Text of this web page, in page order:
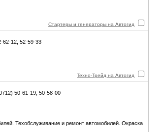
Стартеры и генераторы на Автогид
62-12, 52-59-33
Техно-Трейд на Автогид
50-61-19, 50-58-00
Техобслуживание и ремонт автомобилей. Окраска